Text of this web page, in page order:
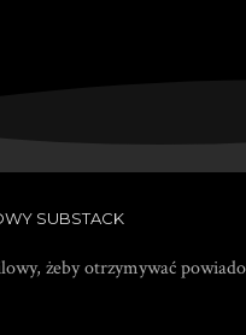
SUBSTACK
żeby otrzymywać